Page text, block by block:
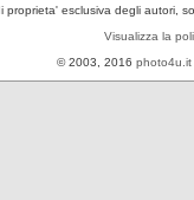
esclusiva degli autori,
Visualizza la
© 2003, 2016 photo4u.it